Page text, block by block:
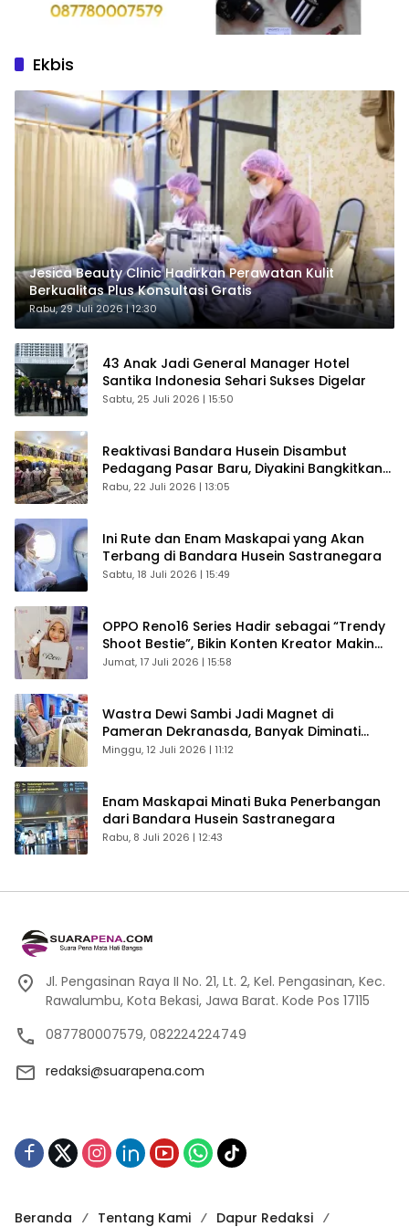
Ekbis
Jesica Beauty Clinic Hadirkan Perawatan Kulit
Berkualitas Plus Konsultasi Gratis
Rabu, 29 Juli 2026 | 12:30
43 Anak Jadi General Manager Hotel
Santika Indonesia Sehari Sukses Digelar
Sabtu, 25 Juli 2026 | 15:50
Reaktivasi Bandara Husein Disambut
Pedagang Pasar Baru, Diyakini Bangkitkan
Kembali Ekonomi Bandung
Rabu, 22 Juli 2026 | 13:05
Ini Rute dan Enam Maskapai yang Akan
Terbang di Bandara Husein Sastranegara
Sabtu, 18 Juli 2026 | 15:49
OPPO Reno16 Series Hadir sebagai “Trendy
Shoot Bestie”, Bikin Konten Kreator Makin
Betah
Jumat, 17 Juli 2026 | 15:58
Wastra Dewi Sambi Jadi Magnet di
Pameran Dekranasda, Banyak Diminati
Pengunjung
Minggu, 12 Juli 2026 | 11:12
Enam Maskapai Minati Buka Penerbangan
dari Bandara Husein Sastranegara
Rabu, 8 Juli 2026 | 12:43
Jl. Pengasinan Raya II No. 21, Lt. 2, Kel. Pengasinan, Kec.
Rawalumbu, Kota Bekasi, Jawa Barat. Kode Pos 17115
087780007579, 082224224749
redaksi@suarapena.com
Beranda Tentang Kami Dapur Redaksi